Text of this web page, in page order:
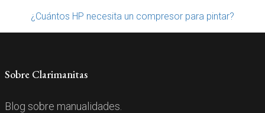
¿Cuántos HP necesita un compresor para pintar?
Sobre Clarimanitas
Blog sobre manualidades.